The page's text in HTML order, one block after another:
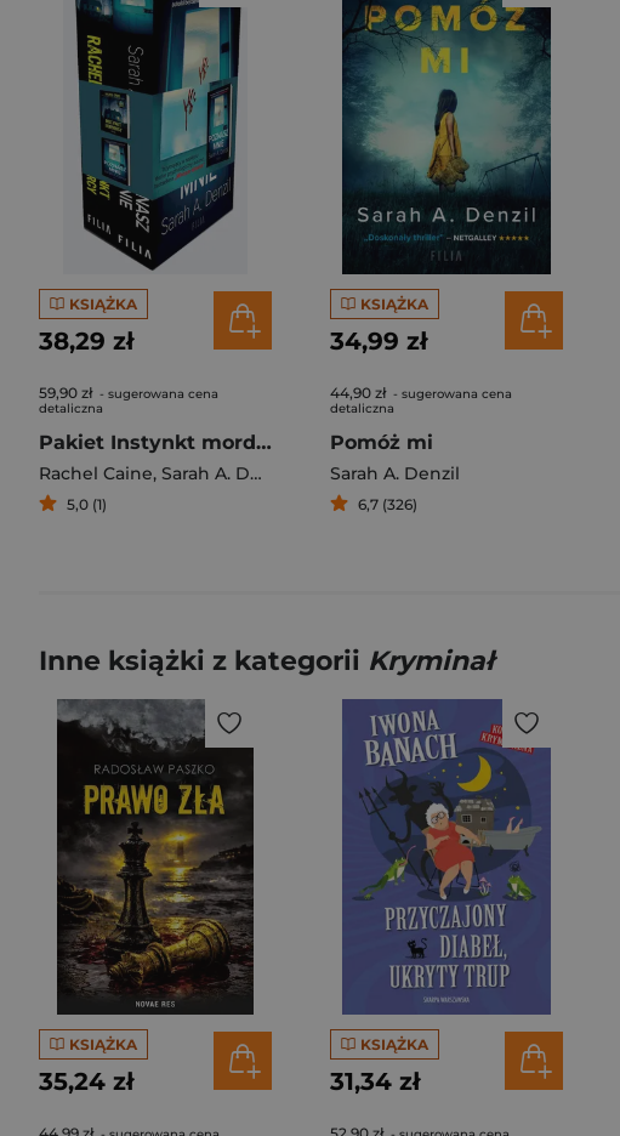
KSIĄŻKA
38,29 zł
59,90 zł - sugerowana cena
detaliczna
Pakiet Instynkt mordercy / Poznasz mnie
Rachel Caine, Sarah A. Denzil
5,0 (1)
KSIĄŻKA
34,99 zł
44,90 zł - sugerowana cena
detaliczna
Pomóż mi
Sarah A. Denzil
6,7 (326)
Inne książki z kategorii Kryminał
KSIĄŻKA
35,24 zł
KSIĄŻKA
31,34 zł